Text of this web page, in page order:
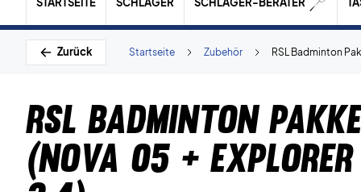
Zurück RSL Badminton
Zubehör
Startseite
RSL Badminton
(Nova 05 +